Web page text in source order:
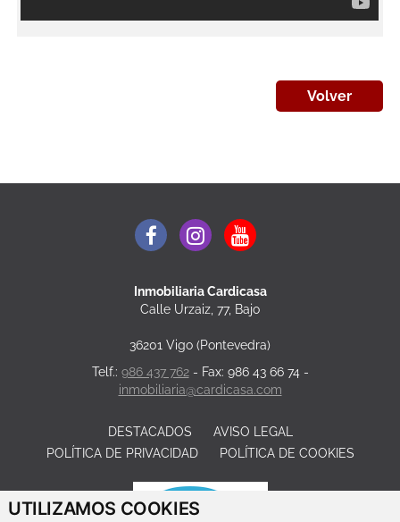
UTILIZAMOS COOKIES
Volver
Inmobiliaria Cardicasa
Calle Urzaiz, 77, Bajo
36201 Vigo (Pontevedra)
Telf.: 986 437 762- Fax: 986 43 66 74 -
inmobiliaria@cardicasa.com
DESTACADOS
AVISO LEGAL
POLÍTICA DE PRIVACIDAD
POLÍTICA DE COOKIES